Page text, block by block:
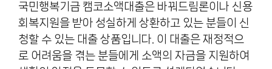
국민행복기금 캠코소액대출은 바꿔드림론이나 신용
회복지원을 받아 성실하게 상환하고 있는 분들이 신
청할 수 있는 대출 상품입니다. 이 대출은 재정적으
로 어려움을 겪는 분들에게 소액의 자금을 지원하여